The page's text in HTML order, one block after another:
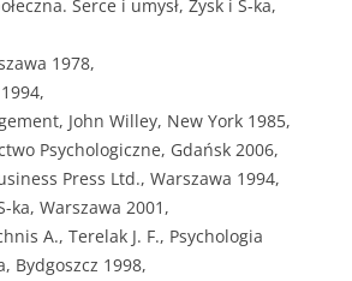
Serce i umysł, Zysk i S-ka,
1978,
John Willey, New York 1985,
Psychologiczne, Gdańsk 2006,
Press Ltd., Warszawa 1994,
ka, Warszawa 2001,
A., Terelak J. F., Psychologia
Bydgoszcz 1998,